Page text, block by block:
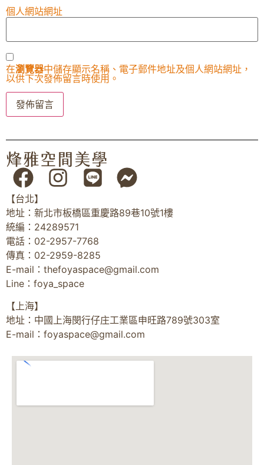
個人網站網址
在瀏覽器中儲存顯示名稱、電子郵件地址及個人網站網址，
以供下次發佈留言時使用。
【台北】
地址：新北市板橋區重慶路89巷10號1樓
統編：24289571
電話：02-2957-7768
傳真：02-2959-8285
E-mail： thefoyaspace@gmail.com
Line：foya_space
【上海】
地址：中國上海閔行仔庄工業區申旺路789號303室
E-mail： foyaspace@gmail.com